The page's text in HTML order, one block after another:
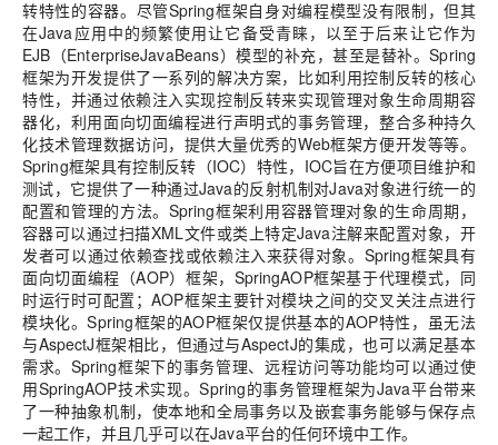
转特性的容器。尽管Spring框架自身对编程模型没有限制，但其
在Java应用中的频繁使用让它备受青睐，以至于后来让它作为
EJB（EnterpriseJavaBeans）模型的补充，甚至是替补。Spring
框架为开发提供了一系列的解决方案，比如利用控制反转的核心
特性，并通过依赖注入实现控制反转来实现管理对象生命周期容
器化，利用面向切面编程进行声明式的事务管理，整合多种持久
化技术管理数据访问，提供大量优秀的Web框架方便开发等等。
Spring框架具有控制反转（IOC）特性，IOC旨在方便项目维护和
测试，它提供了一种通过Java的反射机制对Java对象进行统一的
配置和管理的方法。Spring框架利用容器管理对象的生命周期，
容器可以通过扫描XML文件或类上特定Java注解来配置对象，开
发者可以通过依赖查找或依赖注入来获得对象。Spring框架具有
面向切面编程（AOP）框架，SpringAOP框架基于代理模式，同
时运行时可配置；AOP框架主要针对模块之间的交叉关注点进行
模块化。Spring框架的AOP框架仅提供基本的AOP特性，虽无法
与AspectJ框架相比，但通过与AspectJ的集成，也可以满足基本
需求。Spring框架下的事务管理、远程访问等功能均可以通过使
用SpringAOP技术实现。Spring的事务管理框架为Java平台带来
了一种抽象机制，使本地和全局事务以及嵌套事务能够与保存点
一起工作，并且几乎可以在Java平台的任何环境中工作。